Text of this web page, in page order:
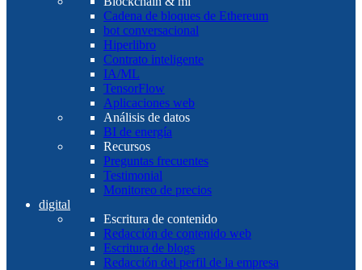
Cadena de bloques de Ethereum
bot conversacional
Hiperlibro
Contrato inteligente
IA/ML
TensorFlow
Aplicaciones web
Análisis de datos
BI de energía
Recursos
Preguntas frecuentes
Testimonial
Monitoreo de precios
digital
Escritura de contenido
Redacción de contenido web
Escritura de blogs
Redacción del perfil de la empresa